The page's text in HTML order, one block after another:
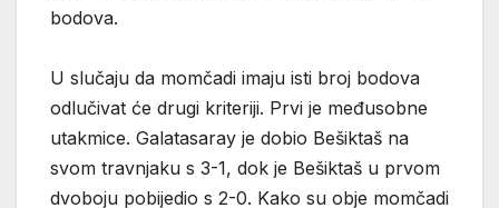
bodova.
U slučaju da momčadi imaju isti broj bodova
odlučivat će drugi kriteriji. Prvi je međusobne
utakmice. Galatasaray je dobio Bešiktaš na
svom travnjaku s 3-1, dok je Bešiktaš u prvom
dvoboju pobijedio s 2-0. Kako su obje momčadi